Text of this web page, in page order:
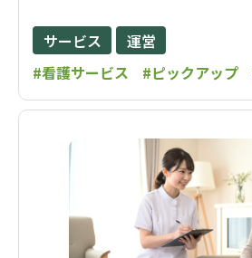
サービス
運営
#看護サービス
#ピックアップ